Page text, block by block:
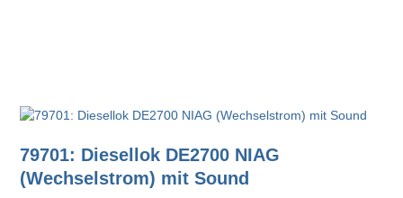
79701: Diesellok DE2700 NIAG
(Wechselstrom) mit Sound